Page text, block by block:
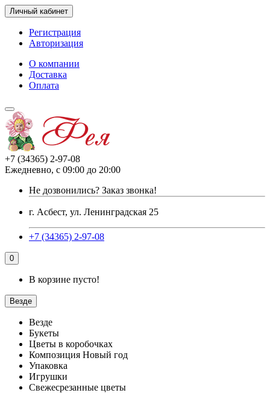
Личный кабинет
Регистрация
Авторизация
О компании
Доставка
Оплата
+7 (34365) 2-97-08
Ежедневно, с 09:00 до 20:00
Не дозвонились? Заказ звонка!
г. Асбест, ул. Ленинградская 25
+7 (34365) 2-97-08
0
В корзине пусто!
Везде
Везде
Букеты
Цветы в коробочках
Композиция Новый год
Упаковка
Игрушки
Свежесрезанные цветы